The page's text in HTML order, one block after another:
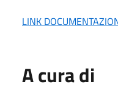
LINK
A cura di